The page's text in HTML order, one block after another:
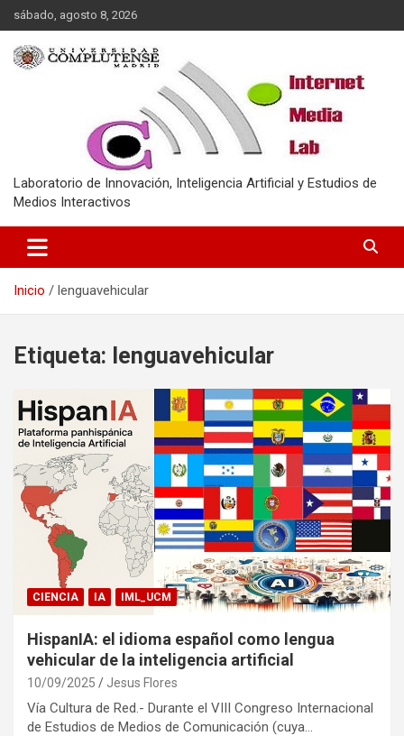
Saltar
al
contenido
sábado, agosto 8, 2026
Laboratorio de Innovación, Inteligencia Artificial y Estudios de
Medios Interactivos
Inicio lenguavehicular
Etiqueta: lenguavehicular
CIENCIA IA IML_UCM
HispanIA: el idioma español como lengua
vehicular de la inteligencia artificial
10/09/2025 Jesus Flores
Vía Cultura de Red.- Durante el VIII Congreso Internacional
de Estudios de Medios de Comunicación (cuya…